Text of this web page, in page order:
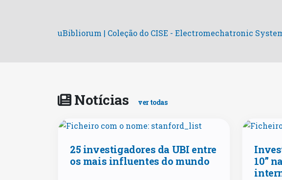
uBibliorum | Coleção do CISE - Electromechatronic
Notícias ver todas
25 investigadores da UBI entre
os mais influentes do mundo
10”